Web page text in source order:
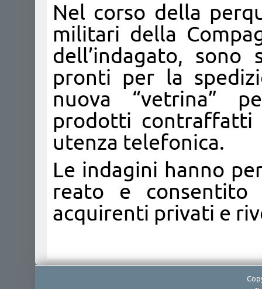
Nel corso della
militari della
dell’indagato,
pronti per la
nuova “vetrina”
prodotti contraffatti
utenza telefonica.
Le indagini hanno
reato e consentito
acquirenti privati e